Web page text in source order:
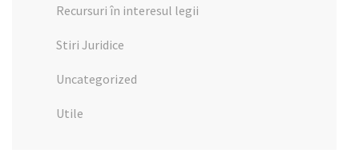
Recursuri în interesul legii
Stiri Juridice
Uncategorized
Utile